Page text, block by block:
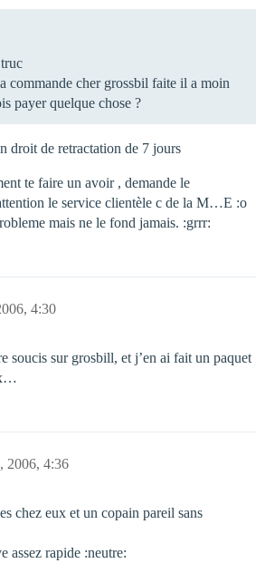
commande cher grossbil faite il a moin
payer quelque chose ?
droit de retractation de 7 jours
te faire un avoir , demande le
le service clientèle c de la M…E :o
mais ne le fond jamais. :grrr:
4:30
soucis sur grosbill, et j’en ai fait un paquet
2006, 4:36
chez eux et un copain pareil sans
assez rapide :neutre: